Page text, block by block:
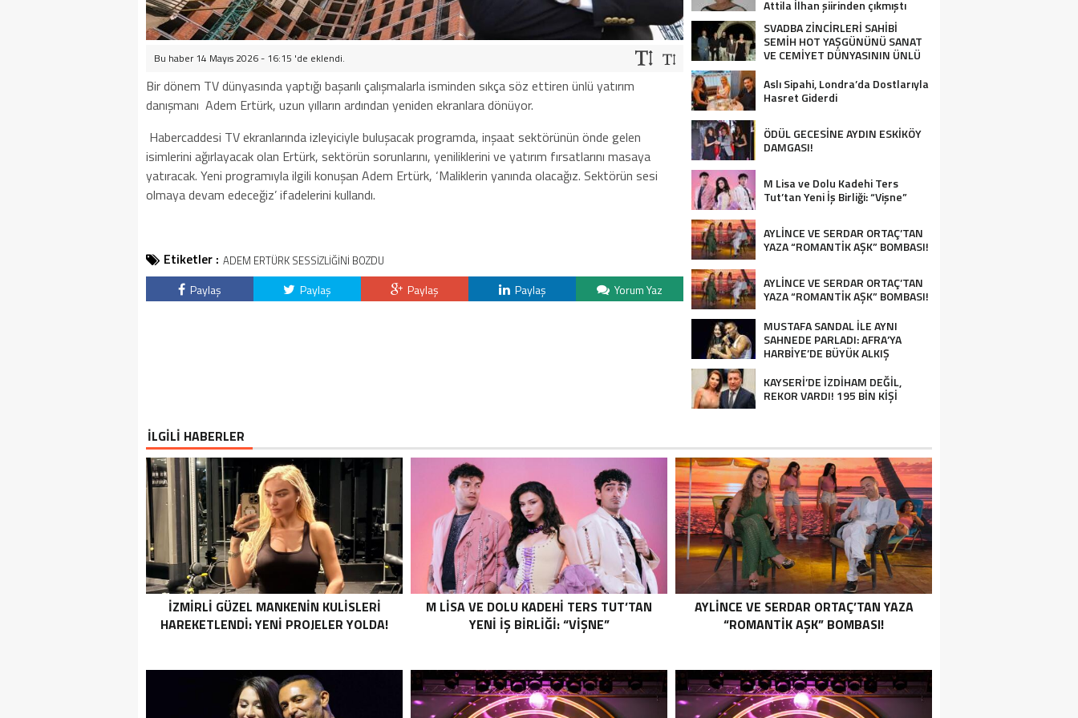
Bu haber 14 Mayıs 2026 - 16:15 'de eklendi.
Bir dönem TV dünyasında yaptığı başarılı çalışmalarla isminden sıkça söz ettiren ünlü yatırım
danışmanı Adem Ertürk, uzun yılların ardından yeniden ekranlara dönüyor.
Habercaddesi TV ekranlarında izleyiciyle buluşacak programda, inşaat sektörünün önde gelen
isimlerini ağırlayacak olan Ertürk, sektörün sorunlarını, yeniliklerini ve yatırım fırsatlarını masaya
yatıracak. Yeni programıyla ilgili konuşan Adem Ertürk, ‘Maliklerin yanında olacağız. Sektörün sesi
olmaya devam edeceğiz’ ifadelerini kullandı.
Etiketler : ADEM ERTÜRK SESSİZLİĞİNİ BOZDU
Paylaş Paylaş Paylaş Paylaş Yorum Yaz
Attila İlhan şiirinden çıkmıştı
SVADBA ZİNCİRLERİ SAHİBİ
SEMİH HOT YAŞGÜNÜNÜ SANAT
VE CEMİYET DÜNYASININ ÜNLÜ
Aslı Sipahi, Londra’da Dostlarıyla
Hasret Giderdi
ÖDÜL GECESİNE AYDIN ESKİKÖY
DAMGASI!
M Lisa ve Dolu Kadehi Ters
Tut’tan Yeni İş Birliği: “Vişne”
AYLİNCE VE SERDAR ORTAÇ’TAN
YAZA “ROMANTİK AŞK” BOMBASI!
AYLİNCE VE SERDAR ORTAÇ’TAN
YAZA “ROMANTİK AŞK” BOMBASI!
MUSTAFA SANDAL İLE AYNI
SAHNEDE PARLADI: AFRA’YA
HARBİYE’DE BÜYÜK ALKIŞ
KAYSERİ’DE İZDİHAM DEĞİL,
REKOR VARDI! 195 BİN KİŞİ
İLGİLİ HABERLER
İZMİRLİ GÜZEL MANKENİN KULİSLERİ
HAREKETLENDİ: YENİ PROJELER YOLDA!
M LISA VE DOLU KADEHI TERS TUT’TAN
YENI İŞ BIRLIĞI: “VIŞNE”
AYLİNCE VE SERDAR ORTAÇ’TAN YAZA
“ROMANTİK AŞK” BOMBASI!